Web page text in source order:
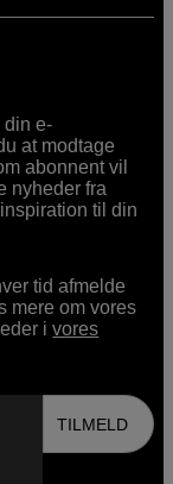
din e-
at modtage
abonnent vil
nyheder fra
til din
tid afmelde
mere om vores
ivores
TILMELD